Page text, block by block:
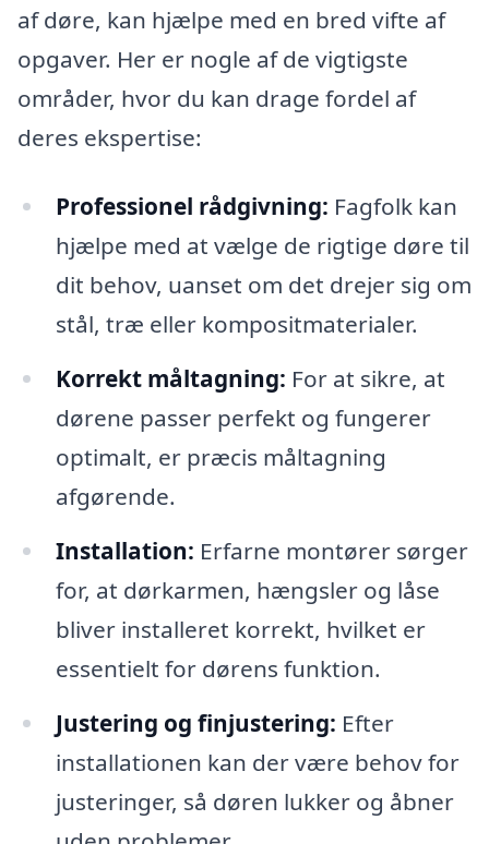
af døre, kan hjælpe med en bred vifte af
opgaver. Her er nogle af de vigtigste
områder, hvor du kan drage fordel af
deres ekspertise:
Professionel rådgivning: Fagfolk kan
hjælpe med at vælge de rigtige døre til
dit behov, uanset om det drejer sig om
stål, træ eller kompositmaterialer.
Korrekt måltagning: For at sikre, at
dørene passer perfekt og fungerer
optimalt, er præcis måltagning
afgørende.
Installation: Erfarne montører sørger
for, at dørkarmen, hængsler og låse
bliver installeret korrekt, hvilket er
essentielt for dørens funktion.
Justering og finjustering: Efter
installationen kan der være behov for
justeringer, så døren lukker og åbner